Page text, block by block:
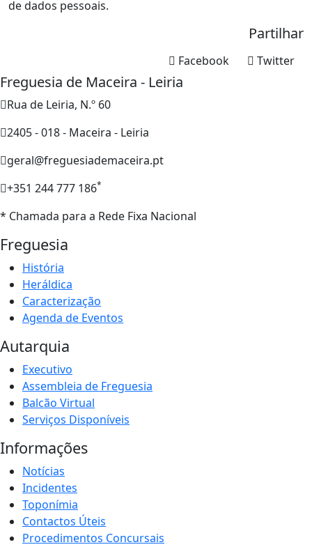
de dados pessoais.
Partilhar
Twitter
Facebook
Freguesia de Maceira - Leiria
Rua de Leiria, N.º 60
2405 - 018 - Maceira - Leiria
geral@freguesiademaceira.pt
+351 244 777 186*
* Chamada para a Rede Fixa Nacional
Freguesia
História
Heráldica
Caracterização
Agenda de Eventos
Autarquia
Executivo
Assembleia de Freguesia
Balcão Virtual
Serviços Disponíveis
Informações
Notícias
Incidentes
Toponímia
Contactos Úteis
Procedimentos Concursais